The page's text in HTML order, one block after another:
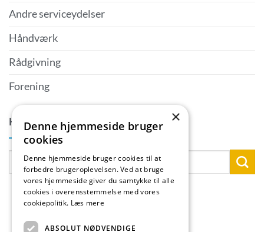
Andre serviceydelser
Håndværk
Rådgivning
Forening
KONTAKTPERSON ×
Denne hjemmeside bruger
cookies
Denne hjemmeside bruger cookies til at
forbedre brugeroplevelsen. Ved at bruge
vores hjemmeside giver du samtykke til alle
cookies i overensstemmelse med vores
cookiepolitik. Læs mere
ABSOLUT NØDVENDIGE